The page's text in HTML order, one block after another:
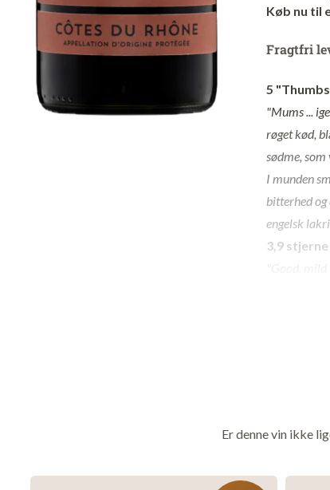
Køb nu til
Fragtfri
5
"Mums ...
røget kød,
sødme,
I munden
bitterhed
engelsk
3,9
den
hvilet 6
bærsødme
Er denne vin ikke